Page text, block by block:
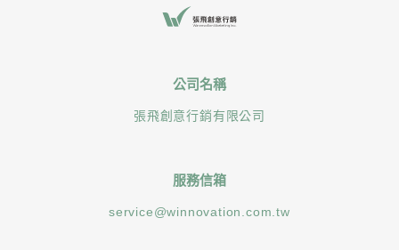
公司名稱
張飛創意行銷有限公司
服務信箱
service@winnovation.com.tw